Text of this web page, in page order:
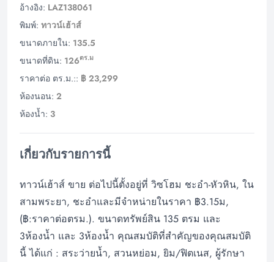
อ้างอิง: LAZ138061
พิมพ์: ทาวน์เฮ้าส์
ขนาดภายใน: 135.5
ขนาดที่ดิน: 126ตร.ม
ราคาต่อ ตร.ม.:: ฿ 23,299
ห้องนอน: 2
ห้องน้ำ: 3
เกี่ยวกับรายการนี้
ทาวน์เฮ้าส์ ขาย ต่อไปนี้ตั้งอยู่ที่ วิซโฮม ชะอำ-หัวหิน, ใน
สามพระยา, ชะอำและมีจำหน่ายในราคา ฿3.15ม,
(฿:ราคาต่อตรม.). ขนาดทรัพย์สิน 135 ตรม และ
3ห้องน้ำ และ 3ห้องน้ำ คุณสมบัติที่สำคัญของคุณสมบัติ
นี้ ได้แก่ : สระว่ายน้ำ, สวนหย่อม, ยิม/ฟิตเนส, ผู้รักษา